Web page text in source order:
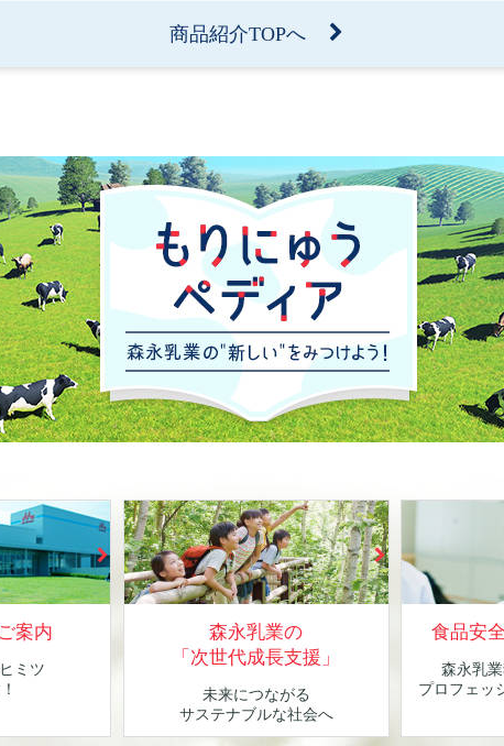
商品紹介TOPへ
ご案内
ミツ
森永乳業の
「次世代成長支援」
未来につながる
サステナブルな社会へ
食品安
森永乳
プロフェッ